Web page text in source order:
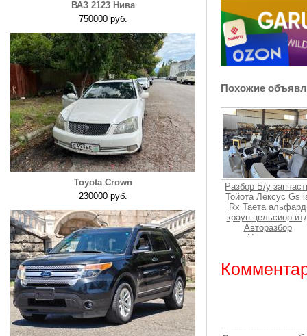
ВАЗ 2123 Нива
750000 руб.
Toyota Crown
230000 руб.
Похожие
Разбор Б/у
Тойота Лексус Gs
Rx Таета альфард
краун цельсиор
Авторазбор
None руб.